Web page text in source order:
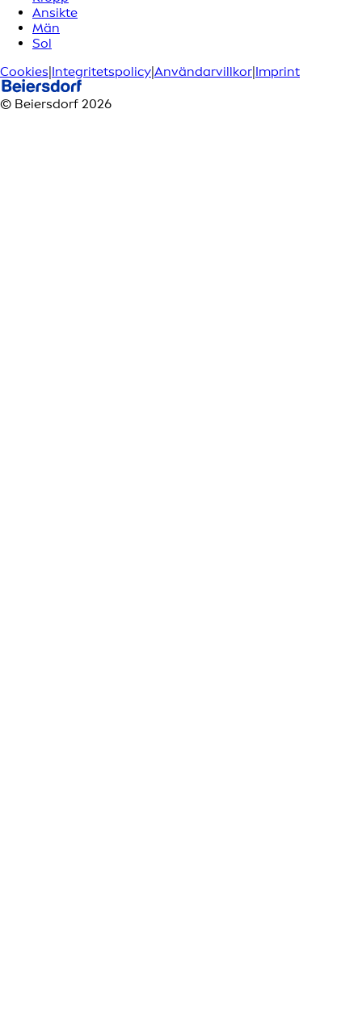
Ansikte
Män
Sol
Cookies|Integritetspolicy|Användarvillkor|Imprint
© Beiersdorf 2026